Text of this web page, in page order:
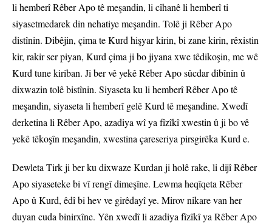
li hemberî Rêber Apo tê meşandin, li cîhanê li hemberî ti
siyasetmedarek din nehatiye meşandin. Tolê ji Rêber Apo
distînin. Dibêjin, çima te Kurd hişyar kirin, bi zane kirin, rêxistin
kir, rakir ser piyan, Kurd çima ji bo jiyana xwe têdikoşin, me wê
Kurd tune kiriban. Ji ber vê yekê Rêber Apo sûcdar dibînin û
dixwazin tolê bistînin. Siyaseta ku li hemberî Rêber Apo tê
meşandin, siyaseta li hemberî gelê Kurd tê meşandine. Xwedî
derketina li Rêber Apo, azadiya wî ya fîzîkî xwestin û ji bo vê
yekê têkoşîn meşandin, xwestina çareseriya pirsgirêka Kurd e.
Dewleta Tirk ji ber ku dixwaze Kurdan ji holê rake, li dijî Rêber
Apo siyaseteke bi vî rengî dimeşîne. Lewma heqîqeta Rêber
Apo û Kurd, êdî bi hev ve girêdayî ye. Mirov nikare van her
duyan cuda binirxîne. Yên xwedî li azadiya fîzîkî ya Rêber Apo